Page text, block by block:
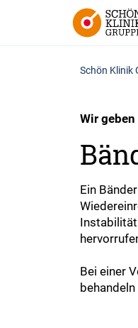
Schön Klinik
Wir
Ein
Bei einer